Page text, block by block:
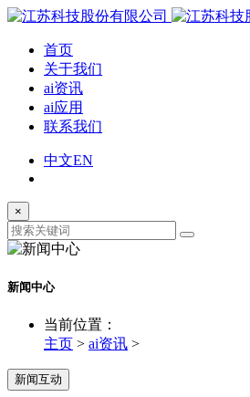
首页
关于我们
ai资讯
ai应用
联系我们
中文EN
×
新闻中心
当前位置：
主页 > ai资讯 >
新闻互动